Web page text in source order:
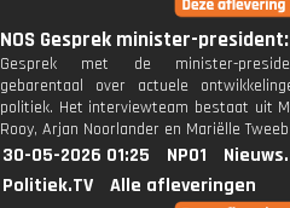
NOS Gesprek minister-
Gesprek met de minister-
gebarentaal over actuele
politiek. Het interviewteam bestaat uit
Rooy, Arjan Noorlander en Mariëlle
30-05-2026 01:25 NPO1
Politiek.TV
Alle afleveringen